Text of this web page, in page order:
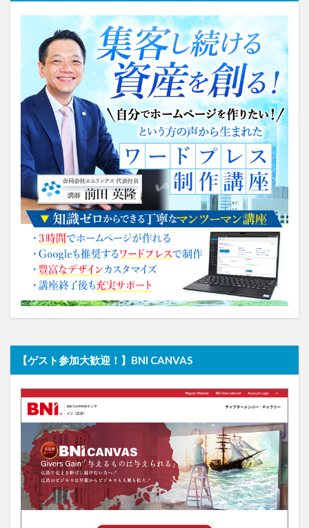
【ゲスト参加大歓迎！】BNI CANVAS